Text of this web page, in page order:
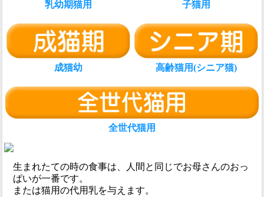
乳幼期猫用 子猫用
成猫幼 高齢猫用(シニア猫)
全世代猫用
生まれたての時の食事は、人間と同じでお母さんのおっ
ぱいが一番です。
または猫用の代用乳を与えます。